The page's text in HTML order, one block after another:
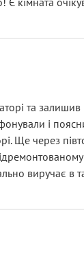
з боксу, і
як і був.
знімати
вже не можна
додаткових
дякую!
виглядає
гальмівної
гальмівним
трохи
непрофесійно,
вузол
та залишив
і
Ще через
виручає в